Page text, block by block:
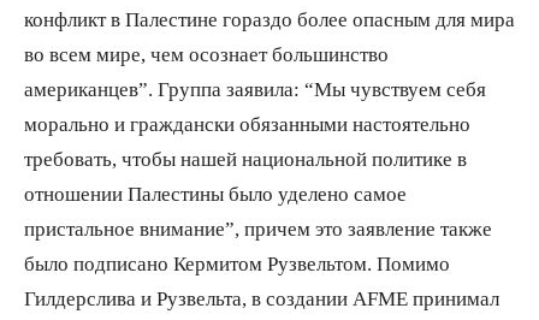
конфликт в Палестине гораздо более опасным для мира
во всем мире, чем осознает большинство
американцев”. Группа заявила: “Мы чувствуем себя
морально и граждански обязанными настоятельно
требовать, чтобы нашей национальной политике в
отношении Палестины было уделено самое
пристальное внимание”, причем это заявление также
было подписано Кермитом Рузвельтом. Помимо
Гилдерслива и Рузвельта, в создании AFME принимал